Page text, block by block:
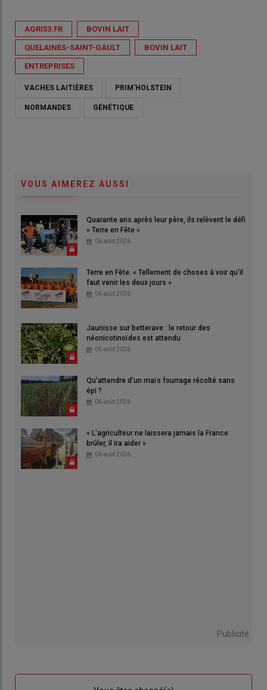
AGRI53.FR BOVIN LAIT
QUELAINES-SAINT-GAULT BOVIN LAIT
ENTREPRISES
VACHES LAITIÈRES PRIM'HOLSTEIN
NORMANDES GÉNÉTIQUE
VOUS AIMEREZ AUSSI
Quarante ans après leur père, ils relèvent le défi
« Terre en Fête »
06 août 2026
Terre en Fête. « Tellement de choses à voir qu'il
faut venir les deux jours »
06 août 2026
Jaunisse sur betterave : le retour des
néonicotinoïdes est attendu
06 août 2026
Qu'attendre d'un maïs fourrage récolté sans
épi ?
06 août 2026
« L'agriculteur ne laissera jamais la France
brûler, il ira aider »
06 août 2026
Publicité